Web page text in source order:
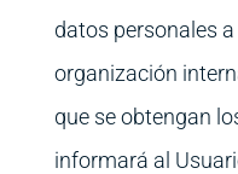
datos personales
organización
que se obtengan
informará al